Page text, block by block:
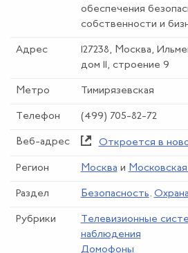
обеспечения
собственности и
Адрес
127238, Москва,
дом 11, строение 9
Метро Тимирязевская
Телефон (499) 705-82-72
Веб-адрес Откроется в
Регион Москва и
Раздел Безопасность. Охрана
Рубрики Телевизионные
наблюдения
Домофоны